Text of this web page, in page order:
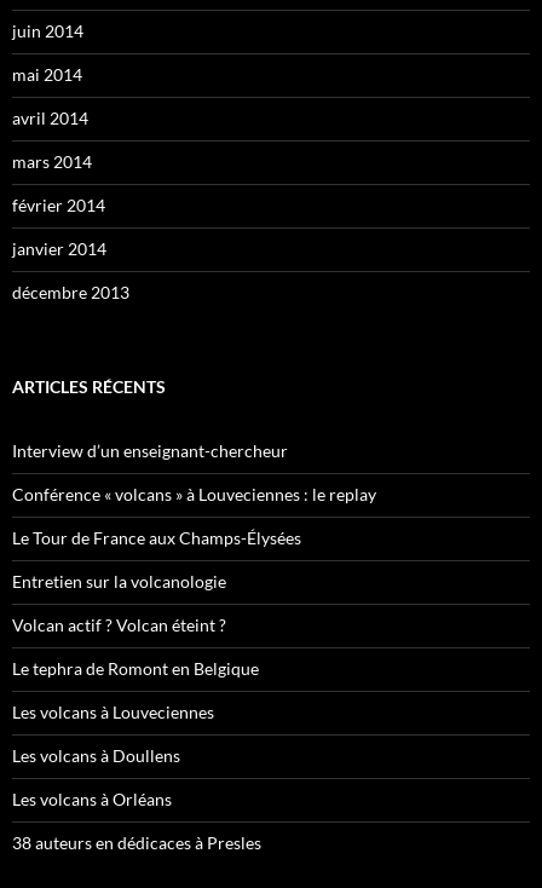
juin 2014
mai 2014
avril 2014
mars 2014
février 2014
janvier 2014
décembre 2013
ARTICLES RÉCENTS
Interview d’un enseignant-chercheur
Conférence « volcans » à Louveciennes : le replay
Le Tour de France aux Champs-Élysées
Entretien sur la volcanologie
Volcan actif ? Volcan éteint ?
Le tephra de Romont en Belgique
Les volcans à Louveciennes
Les volcans à Doullens
Les volcans à Orléans
38 auteurs en dédicaces à Presles